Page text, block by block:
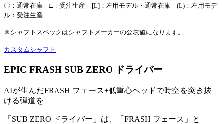
〇：通常在庫 □：受注生産 [L]：左用モデル・通常在庫 (L)：左用モデ
ル：受注生産
※シャフトスペックはシャフトメーカーの公表値になります。
カスタムシャフト
EPIC FRASH SUB ZERO ドライバー
AIが生んだFRASH フェース+低重心ヘッドで時空を突き抜
ける弾道を
「SUB ZERO ドライバー」は、「FRASH フェース」と